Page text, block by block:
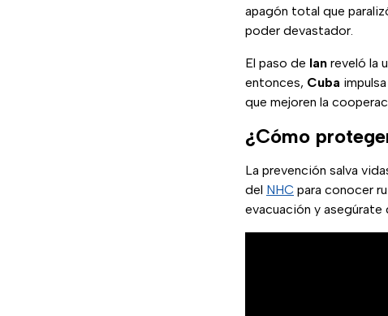
apagón total que
poder devastador.
El paso de Ian reveló la
entonces, Cuba
que mejoren la
¿Cómo
La prevención salva
del NHC para conocer
evacuación y